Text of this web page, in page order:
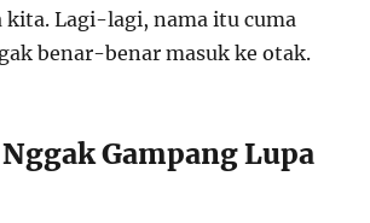
kita. Lagi-lagi, nama itu cuma
benar-benar masuk ke otak.
Gampang Lupa